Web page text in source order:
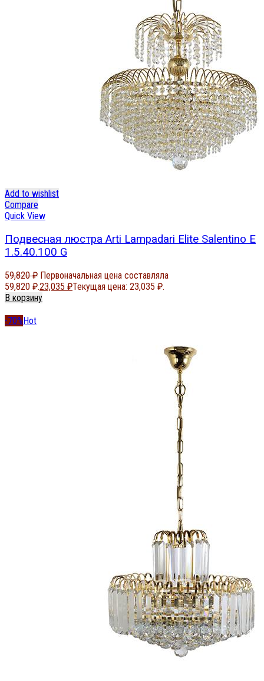
Add to wishlist
Compare
Quick View
Подвесная люстра Arti Lampadari Elite Salentino E
1.5.40.100 G
59,820₽ Первоначальная цена составляла
59,820 ₽.23,035 ₽Текущая цена: 23,035 ₽.
В корзину
-70%Hot